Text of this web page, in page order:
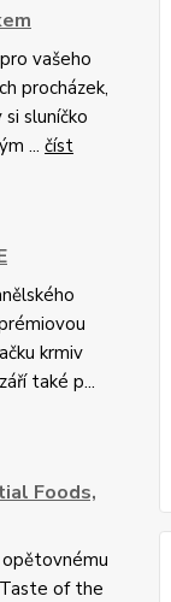
vašeho
procházek,
sluníčko
... číst
krmiv
také p...
Foods,
of the